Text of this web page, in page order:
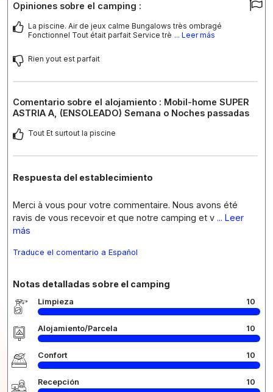
Opiniones sobre el camping :
La piscine. Air de jeux calme Bungalows très ombragé
Fonctionnel Tout était parfait Service trè ... Leer más
Rien yout est parfait
Comentario sobre el alojamiento : Mobil-home SUPER
ASTRIA A, (ENSOLEADO) Semana o Noches passadas
Tout Et surtout la piscine
Respuesta del establecimiento
Merci à vous pour votre commentaire. Nous avons été
ravis de vous recevoir et que notre camping et v ... Leer
más
Traduce el comentario a Español
Notas detalladas sobre el camping
Limpieza 10
Alojamiento/Parcela 10
Confort 10
Recepción 10